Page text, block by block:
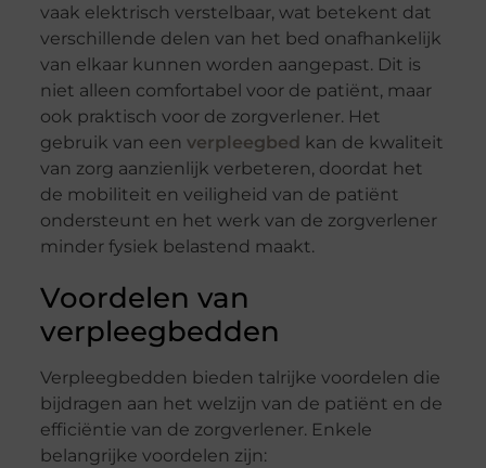
vaak elektrisch verstelbaar, wat betekent dat
verschillende delen van het bed onafhankelijk
van elkaar kunnen worden aangepast. Dit is
niet alleen comfortabel voor de patiënt, maar
ook praktisch voor de zorgverlener. Het
gebruik van een verpleegbed kan de kwaliteit
van zorg aanzienlijk verbeteren, doordat het
de mobiliteit en veiligheid van de patiënt
ondersteunt en het werk van de zorgverlener
minder fysiek belastend maakt.
Voordelen van
verpleegbedden
Verpleegbedden bieden talrijke voordelen die
bijdragen aan het welzijn van de patiënt en de
efficiëntie van de zorgverlener. Enkele
belangrijke voordelen zijn: